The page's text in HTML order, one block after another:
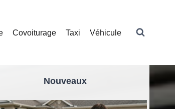
Covoiturage Taxi Véhicule
Nouveaux